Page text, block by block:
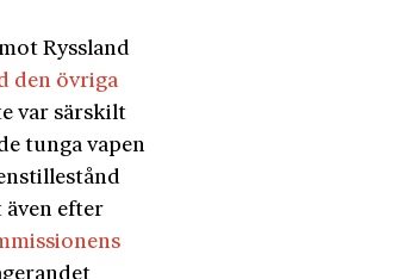
Ryssland
den övriga
var särskilt
tunga vapen
även efter